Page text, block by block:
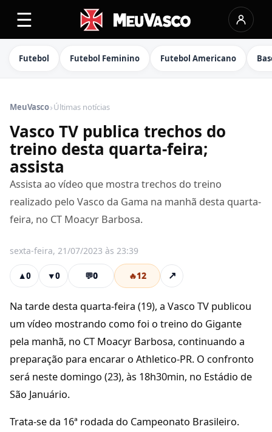
☰
Futebol Futebol Feminino Futebol Americano
MeuVasco›Últimas notícias
Vasco TV publica trechos do
treino desta quarta-feira;
assista
Assista ao vídeo que mostra trechos do treino
realizado pelo Vasco da Gama na manhã desta quarta-
feira, no CT Moacyr Barbosa.
sexta-feira, 21/07/2023 às 23:39
▲0 ▼0 💬0 🔥12 ↗
Na tarde desta quarta-feira (19), a Vasco TV publicou
um vídeo mostrando como foi o treino do Gigante
pela manhã, no CT Moacyr Barbosa, continuando a
preparação para encarar o Athletico-PR. O confronto
será neste domingo (23), às 18h30min, no Estádio de
São Januário.
Trata-se da 16ª rodada do Campeonato Brasileiro.